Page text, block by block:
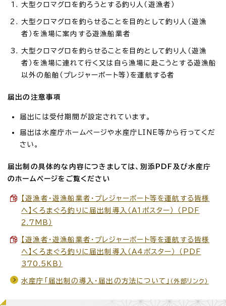
大型クロマグロを釣ろうとする釣り人（遊漁者）
大型クロマグロを釣らせることを目的として釣り人（遊漁
者）を漁場に案内する遊漁船業者
大型クロマグロを釣らせることを目的として釣り人（遊漁
者）を漁場に連れて行く又は自ら漁場に赴こうとする遊漁船
以外の船舶（プレジャーボート等）を運航する者
届出の注意事項
届出には受付期間が設定されています。
届出は水産庁ホームページや水産庁LINE等から行ってくだ
さい。
届出制の具体的な内容につきましては、別添PDF及び水産庁
のホームページをご覧ください
【遊漁者・遊漁船業者・プレジャーボート等を運航する皆様
へ】くろまぐろ釣りに届出制導入（A1ポスター） （PDF
2.7MB）
【遊漁者・遊漁船業者・プレジャーボート等を運航する皆様
へ】くろまぐろ釣りに届出制導入（A4ポスター） （PDF
370.5KB）
水産庁「届出制の導入・届出の方法について」 （外部リンク）